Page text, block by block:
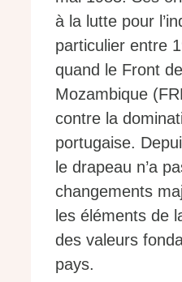
à la lutte pour
particulier entre
quand le Front
Mozambique
contre la
portugaise.
le drapeau n’a
changements
les éléments de
des valeurs
pays.